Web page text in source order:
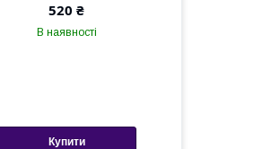
520 ₴
В наявності
Купити